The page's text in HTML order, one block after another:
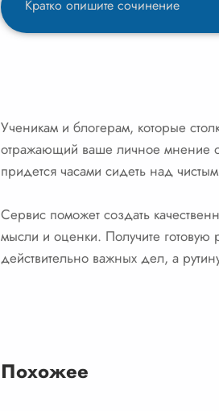
Ученикам и блогерам, которые
отражающий ваше личное мнение о
придется часами сидеть над
Сервис поможет создать
мысли и оценки. Получите готовую
действительно важных дел, а
Похожее